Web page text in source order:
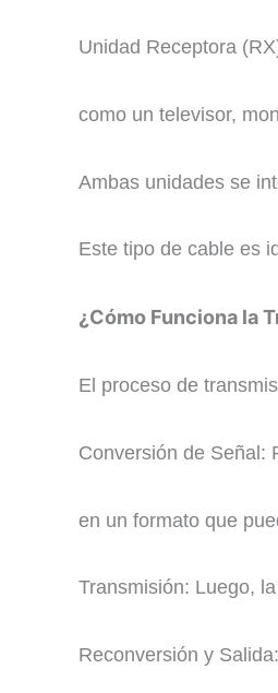
Unidad Receptora
como un televisor,
Ambas unidades se
Este tipo de cable es
¿Cómo Funciona la
El proceso de
Conversión de Señal:
en un formato que
Transmisión: Luego,
Reconversión y